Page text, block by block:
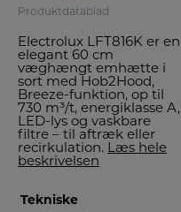
Produktdatablad
Electrolux LFT816K er en
elegant 60 cm
væghængt emhætte i
sort med Hob2Hood,
Breeze-funktion, op til
730 m³/t, energiklasse A,
LED-lys og vaskbare
filtre – til aftræk eller
recirkulation. Læs hele
beskrivelsen
Tekniske